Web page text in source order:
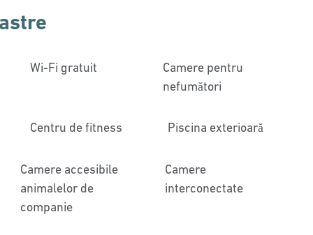
Wi-Fi gratuit
Camere pentru
nefumători
Centru de fitness Piscina exterioară
Camere accesibile
animalelor de
companie
Camere
interconectate